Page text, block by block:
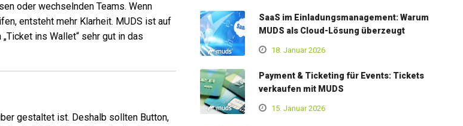
oder wechselnden Teams. Wenn
entsteht mehr Klarheit. MUDS ist auf
ins Wallet“ sehr gut in das
gestaltet ist. Deshalb sollten Button,
SaaS im Einladungsmanagement: Warum
MUDS als Cloud-Lösung überzeugt
18. Januar 2026
Payment & Ticketing für Events: Tickets
verkaufen mit MUDS
15. Januar 2026